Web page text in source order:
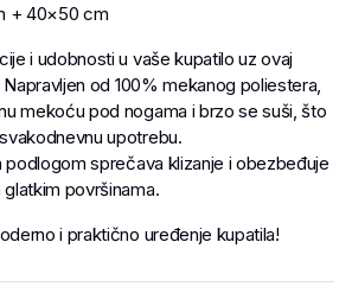
+ 40×50 cm
i udobnosti u vaše kupatilo uz ovaj
od 100% mekanog poliestera,
mekoću pod nogama i brzo se suši, što
upotrebu.
podlogom sprečava klizanje i obezbeđuje
površinama.
i praktično uređenje kupatila!